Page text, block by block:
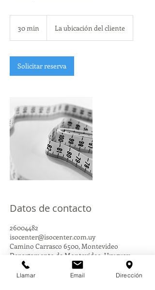
30 min
m
i
n
La ubicación del cliente
Solicitar reserva
Datos de contacto
26004482
isocenter@isocenter.com.uy
Camino Carrasco 6500, Montevideo
Departamento de Montevideo, Uruguay
Llamar Email Dirección